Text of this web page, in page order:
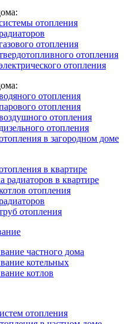
отопления
отопления
отопления
отопления
отопления
отопления
отопления
отопления
в загородном доме
в квартире
радиаторов в квартире
отопления
отопления
частного дома
котельных
котлов
отопления